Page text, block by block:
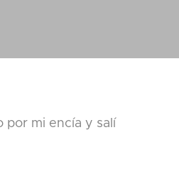
por mi encía y salí